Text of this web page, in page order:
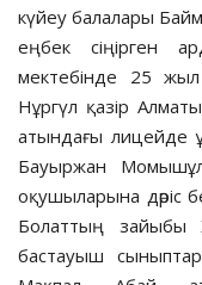
күйеу балалары
еңбек сіңірген
мектебінде 25 жыл
Нұргүл қазір
атындағы лицейде
Бауыржан
оқушыларына дәріс
Болаттың
бастауыш